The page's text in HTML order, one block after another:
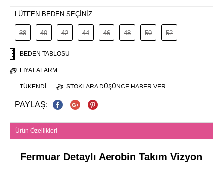
LÜTFEN BEDEN SEÇİNİZ
38 40 42 44 46 48 50 52
BEDEN TABLOSU
FIYAT ALARM
TÜKENDI STOKLARA DÜŞÜNCE HABER VER
PAYLAŞ:
Ürün Özellikleri
Fermuar Detaylı Aerobin Takım Vizyon